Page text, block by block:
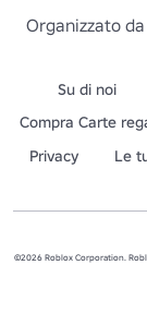
Organizzato da
Su di noi
Compra Carte
Privacy
Le
©2026 Roblox Corporation.